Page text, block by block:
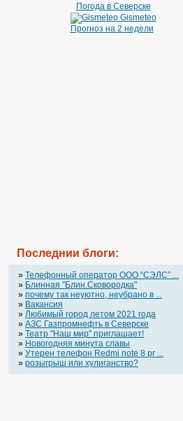
Погода в Северске
Gismeteo
Прогноз на 2 недели
Последнии блоги:
» Телефонный оператор OOO “СЭЛС” ...
» Блинная "Блин.Сковородка"
» почему так неуютно, неубрано в ...
» Вакансия
» Любимый город летом 2021 года
» АЗС Газпромнефть в Северске
» Театр "Наш мир" приглашает!
» Новогодняя минута славы
» Утерен телефон Redmi note 8 pr ...
» розыгрыш или хулиганство?